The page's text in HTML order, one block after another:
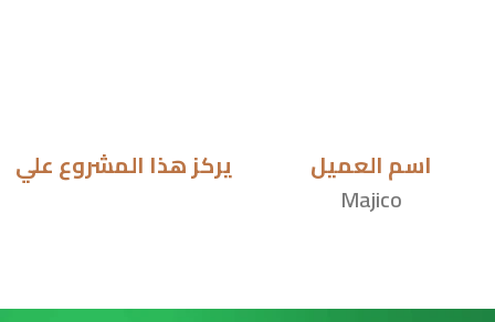
اسم العميل
Majico
يركز هذا المشروع علي